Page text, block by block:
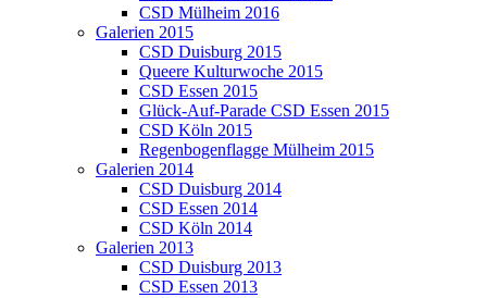
CSD Mülheim 2016
Galerien 2015
CSD Duisburg 2015
Queere Kulturwoche 2015
CSD Essen 2015
Glück-Auf-Parade CSD Essen 2015
CSD Köln 2015
Regenbogenflagge Mülheim 2015
Galerien 2014
CSD Duisburg 2014
CSD Essen 2014
CSD Köln 2014
Galerien 2013
CSD Duisburg 2013
CSD Essen 2013